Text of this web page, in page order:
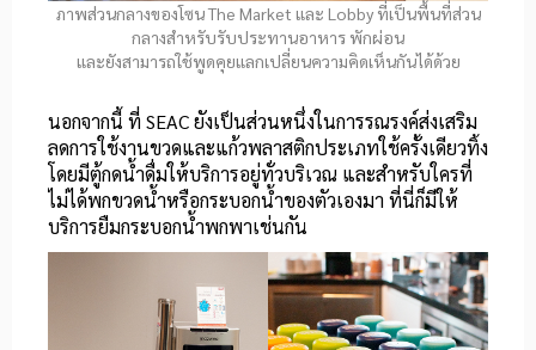
ภาพส่วนกลางของโซน The Market และ Lobby ที่เป็นพื้นที่ส่วน
กลางสำหรับรับประทานอาหาร พักผ่อน
และยังสามารถใช้พูดคุยแลกเปลี่ยนความคิดเห็นกันได้ด้วย
นอกจากนี้ ที่ SEAC ยังเป็นส่วนหนึ่งในการรณรงค์ส่งเสริม
ลดการใช้งานขวดและแก้วพลาสติกประเภทใช้ครั้งเดียวทิ้ง
โดยมีตู้กดน้ำดื่มให้บริการอยู่ทั่วบริเวณ และสำหรับใครที่
ไม่ได้พกขวดน้ำหรือกระบอกน้ำของตัวเองมา ที่นี่ก็มีให้
บริการยืมกระบอกน้ำพกพาเช่นกัน